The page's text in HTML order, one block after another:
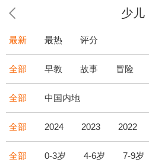
少儿
最新 最热 评分
全部 早教 故事 冒险
全部 中国内地
全部 2024 2023 2022
全部 0-3岁 4-6岁 7-9岁